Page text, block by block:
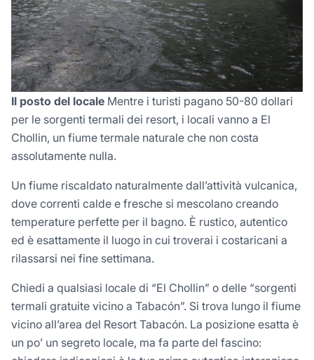
Il posto del locale Mentre i turisti pagano 50-80 dollari
per le sorgenti termali dei resort, i locali vanno a El
Chollin, un fiume termale naturale che non costa
assolutamente nulla.
Un fiume riscaldato naturalmente dall’attività vulcanica,
dove correnti calde e fresche si mescolano creando
temperature perfette per il bagno. È rustico, autentico
ed è esattamente il luogo in cui troverai i costaricani a
rilassarsi nei fine settimana.
Chiedi a qualsiasi locale di “El Chollin” o delle “sorgenti
termali gratuite vicino a Tabacón”. Si trova lungo il fiume
vicino all’area del Resort Tabacón. La posizione esatta è
un po’ un segreto locale, ma fa parte del fascino: